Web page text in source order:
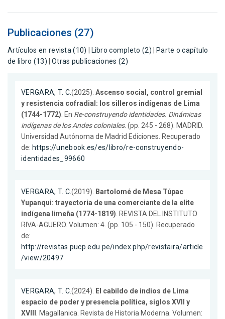
Publicaciones (27)
Artículos en revista (10) Libro completo (2)
Parte o capítulo
de libro (13)
Otras publicaciones (2)
VERGARA, T. C.(2025).Ascenso social, control gremial
y resistencia cofradial: los silleros indígenas de Lima
(1744-1772) . En Re-construyendo identidades. Dinámicas
indígenas de los Andes coloniales. (pp. 245 - 268). MADRID.
Universidad Autónoma de Madrid Ediciones. Recuperado
de: https://unebook.es/es/libro/re-construyendo-
identidades_99660
VERGARA, T. C.(2019).
Bartolomé de Mesa Túpac
Yupanqui: trayectoria de una comerciante de la elite
indígena limeña (1774-1819) . REVISTA DEL INSTITUTO
RIVA-AGÜERO. Volumen: 4. (pp. 105 - 150). Recuperado
de:
http://revistas.pucp.edu.pe/index.php/revistaira/article
/view/20497
VERGARA, T. C.(2024).
El cabildo de indios de Lima
espacio de poder y presencia política, siglos XVII y
XVIII
. Magallanica. Revista de Historia Moderna. Volumen: